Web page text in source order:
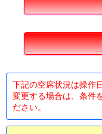
下記の空席状況は操作
変更する場合は、条件
ださい。